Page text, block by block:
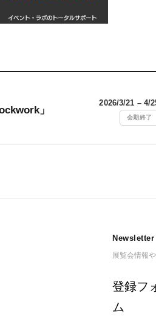
」
2026/3/21 – 4/
会期終了
Newsletter
展覧会情報
登録フ
ム